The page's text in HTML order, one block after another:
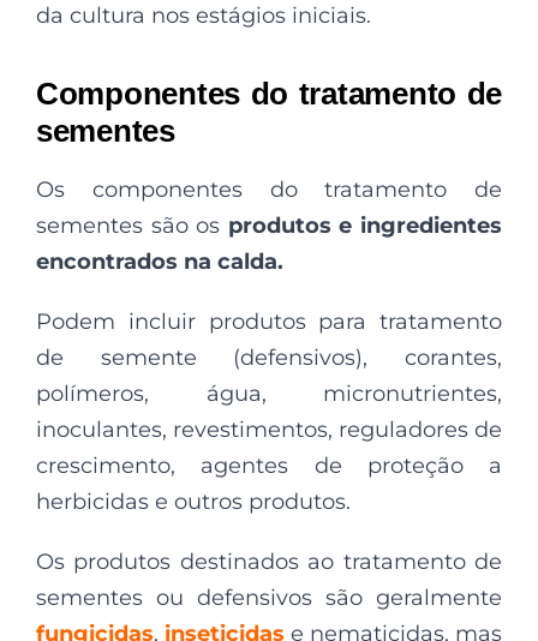
da cultura nos estágios iniciais.
Componentes do tratamento de
sementes
Os componentes do tratamento de
sementes são os produtos e ingredientes
encontrados na calda.
Podem incluir produtos para tratamento
de semente (defensivos), corantes,
polímeros, água, micronutrientes,
inoculantes, revestimentos, reguladores de
crescimento, agentes de proteção a
herbicidas e outros produtos.
Os produtos destinados ao tratamento de
sementes ou defensivos são geralmente
fungicidas, inseticidas e nematicidas, mas